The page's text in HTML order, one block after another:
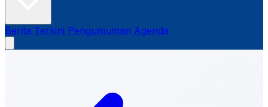
Berita Terkini Pengumuman Agenda